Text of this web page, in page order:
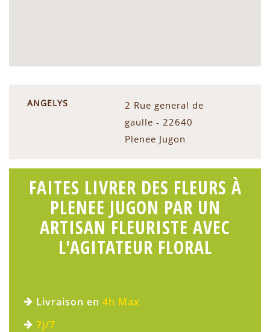
ANGELYS
2 Rue general de
gaulle - 22640
Plenee Jugon
FAITES LIVRER DES FLEURS À
PLENEE JUGON PAR UN
ARTISAN FLEURISTE AVEC
L'AGITATEUR FLORAL
Livraison en 4h Max
7j/7